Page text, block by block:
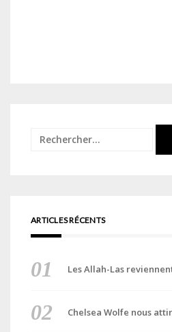
Rechercher :
ARTICLES RÉCENTS
Les Allah-Las
Chelsea Wolfe nous